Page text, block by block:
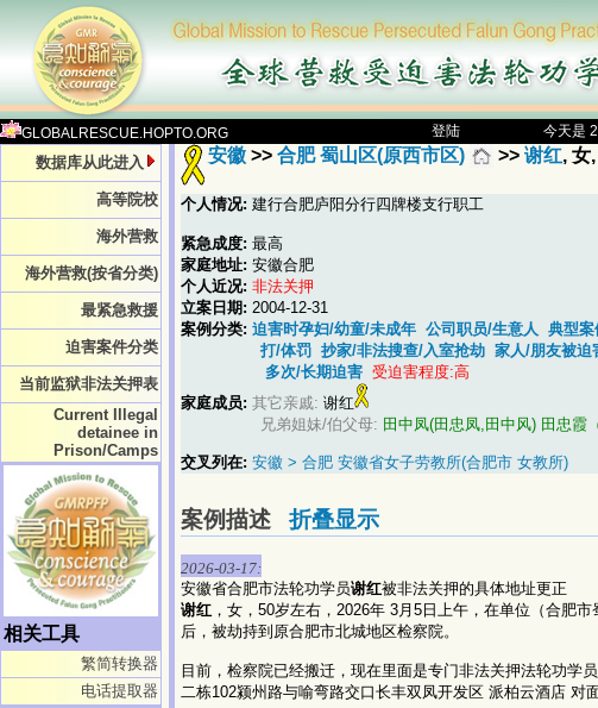
GLOBALRESCUE.HOPTO.ORG 登陆 今天是
数据库从此进入
高等院校
海外营救
海外营救(按省分类)
最紧急救援
迫害案件分类
当前监狱非法关押表
Current Illegal
detainee in
Prison/Camps
相关工具
繁简转换器
电话提取器
安徽 >> 合肥 蜀山区(原西市区) >> 谢红, 女
个人情况: 建行合肥庐阳分行四牌楼支行职工
紧急成度: 最高
家庭地址: 安徽合肥
个人近况: 非法关押
立案日期: 2004-12-31
案例分类: 迫害时孕妇/幼童/未成年 公司职员/生意人 典型案
打/体罚 抄家/非法搜查/入室抢劫 家人/朋友被迫
多次/长期迫害 受迫害程度:高
家庭成员: 其它亲戚: 谢红
兄弟姐妹/伯父母: 田中凤(田忠凤,田中风) 田忠霞
交叉列在: 安徽 > 合肥 安徽省女子劳教所(合肥市 女教所)
案例描述 折叠显示
2026-03-17:
安徽省合肥市法轮功学员谢红被非法关押的具体地址更正
谢红 ，女，50岁左右，2026年 3月5日上午，在单位（合肥
后，被劫持到原合肥市北城地区检察院。
目前，检察院已经搬迁，现在里面是专门非法关押法轮功学
二栋102颍州路与喻弯路交口长丰双凤开发区 派柏云酒店 对面